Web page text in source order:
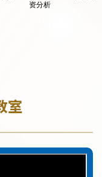
资分析
室